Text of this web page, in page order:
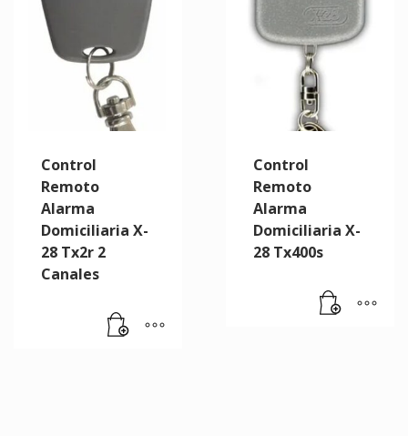
Control
Remoto
Alarma
Domiciliaria X-
28 Tx2r 2
Canales
Control
Remoto
Alarma
Domiciliaria X-
28 Tx400s